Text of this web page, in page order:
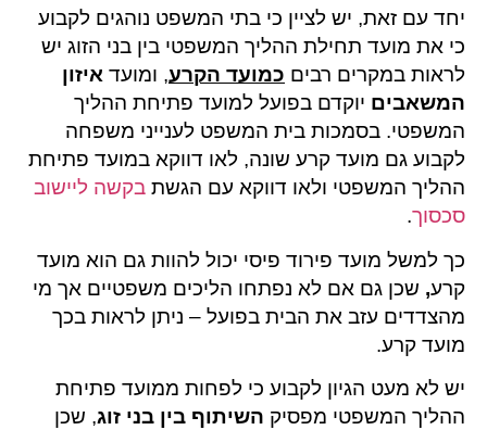
יחד עם זאת, יש לציין כי בתי המשפט נוהגים לקבוע
כי את מועד תחילת ההליך המשפטי בין בני הזוג יש
לראות במקרים רבים כמועד הקרע, ומועד איזון
המשאבים יוקדם בפועל למועד פתיחת ההליך
המשפטי. בסמכות בית המשפט לענייני משפחה
לקבוע גם מועד קרע שונה, לאו דווקא במועד פתיחת
ההליך המשפטי ולאו דווקא עם הגשת בקשה ליישוב
סכסוך.
כך למשל מועד פירוד פיסי יכול להוות גם הוא מועד
קרע, שכן גם אם לא נפתחו הליכים משפטיים אך מי
מהצדדים עזב את הבית בפועל – ניתן לראות בכך
מועד קרע.
יש לא מעט הגיון לקבוע כי לפחות ממועד פתיחת
ההליך המשפטי מפסיק השיתוף בין בני זוג, שכן